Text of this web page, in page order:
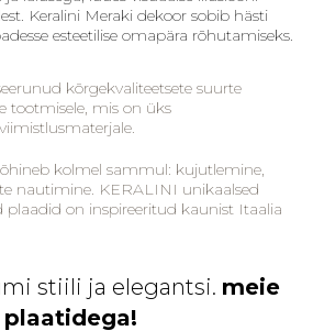
Keralini Merakidekoor sobib hästi
esteetilise omapära rõhutamiseks.
kõrgekvaliteetsete suurte
tootmisele, mis on üks
kolmel sammul: kujutlemine,
nautimine. KERALINI unikaalsed
plaadid on inspireeritud kaunist Itaalia
stiili ja elegantsi. meie